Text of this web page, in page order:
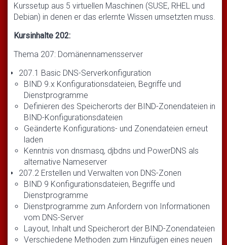
Kurssetup aus 5 virtuellen Maschinen (SUSE, RHEL und
Debian) in denen er das erlernte Wissen umsetzten muss.
Kursinhalte 202:
Thema 207: Domänennamensserver
207.1 Basic DNS-Serverkonfiguration
BIND 9.x Konfigurationsdateien, Begriffe und
Dienstprogramme
Definieren des Speicherorts der BIND-Zonendateien in
BIND-Konfigurationsdateien
Geänderte Konfigurations- und Zonendateien erneut
laden
Kenntnis von dnsmasq, djbdns und PowerDNS als
alternative Nameserver
207.2 Erstellen und Verwalten von DNS-Zonen
BIND 9 Konfigurationsdateien, Begriffe und
Dienstprogramme
Dienstprogramme zum Anfordern von Informationen
vom DNS-Server
Layout, Inhalt und Speicherort der BIND-Zonendateien
Verschiedene Methoden zum Hinzufügen eines neuen